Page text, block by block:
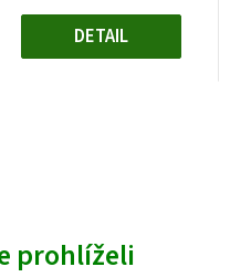
DETAIL
prohlíželi